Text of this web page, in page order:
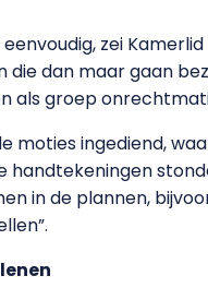
zei
die dan maar gaan
als groep
moties ingediend,
handtekeningen
in de plannen,